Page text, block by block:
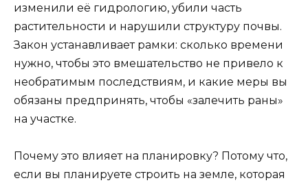
изменили её гидрологию, убили часть
растительности и нарушили структуру почвы.
Закон устанавливает рамки: сколько времени
нужно, чтобы это вмешательство не привело к
необратимым последствиям, и какие меры вы
обязаны предпринять, чтобы «залечить раны»
на участке.
Почему это влияет на планировку? Потому что,
если вы планируете строить на земле, которая